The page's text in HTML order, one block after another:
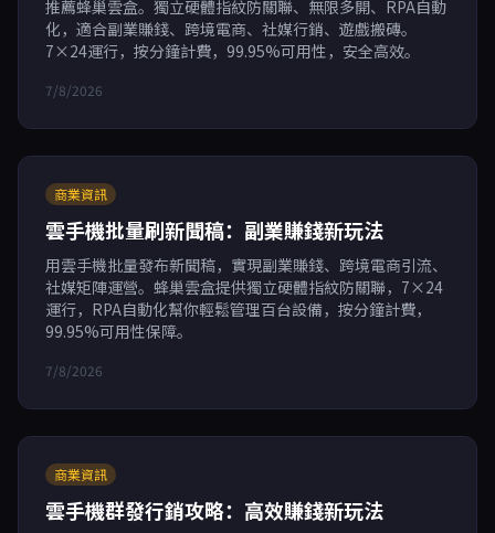
推薦蜂巢雲盒。獨立硬體指紋防關聯、無限多開、RPA自動
化，適合副業賺錢、跨境電商、社媒行銷、遊戲搬磚。
7×24運行，按分鐘計費，99.95%可用性，安全高效。
7/8/2026
商業資訊
雲手機批量刷新聞稿：副業賺錢新玩法
用雲手機批量發布新聞稿，實現副業賺錢、跨境電商引流、
社媒矩陣運營。蜂巢雲盒提供獨立硬體指紋防關聯，7×24
運行，RPA自動化幫你輕鬆管理百台設備，按分鐘計費，
99.95%可用性保障。
7/8/2026
商業資訊
雲手機群發行銷攻略：高效賺錢新玩法